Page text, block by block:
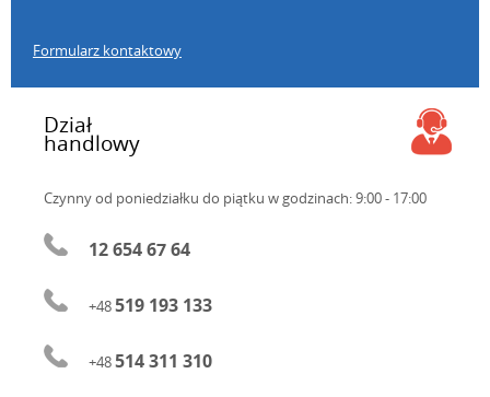
Formularz kontaktowy
Dział
handlowy
Czynny od poniedziałku do piątku w godzinach: 9:00 - 17:00
12 654 67 64
+48519 193 133
+48514 311 310